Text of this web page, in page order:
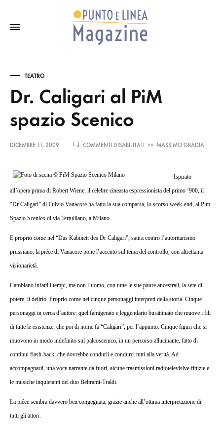
TEATRO
Dr. Caligari al PiM
spazio Scenico
DICEMBRE 11, 2009 COMMENTI DISABILITATI
SU
SPAZIO
>> MASSIMO GRADIA
Ispirato
all’opera prima di Robert Wiene, il celebre cineasta espressionista del primo ‘900, il
“Dr Caligari” di Fulvio Vanacore ha fatto la sua comparsa, lo scorso week-end, al Pim
Spazio Scenico di via Tertulliano, a Milano.
E proprio come nel “Das Kabinett des Dr Caligari”, satira contro l’autoritarismo
prussiano, la piéce di Vanacore pone l’accento sul tema del controllo, con altrettanta
visionarietà.
Cambiano infatti i tempi, ma non l’uomo, con tutte le sue paure ancestrali, la sete di
potere, il delirio. Proprio come nei cinque personaggi interpreti della storia. Cinque
personaggi in cerca d’autore: quel famigerato e leggendario burattinaio che muove i fili
di tutte le esistenze; che poi di nome fa “Caligari”, per l’appunto. Cinque figuri che si
muovono in modo indefinito sul palcoscenico, in un percorso allucinante, fatto di
continui flash-back, che dovrebbe condurli e condurci tutti alla verità. Ad
accompagnarli, una voce narrante da fuori, alcune trasmissioni radiotelevisive fittizie e
le musiche inquietanti del duo Beltrami-Traldi.
La piéce sembra davvero ben congegnata, grazie anche all’ottima interpretazione di
tutti gli attori.